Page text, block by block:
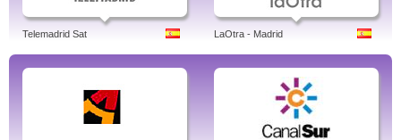
Telemadrid Sat LaOtra - Madrid